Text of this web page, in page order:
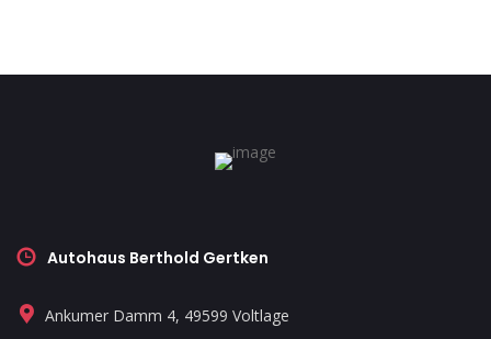
Autohaus Berthold Gertken
Ankumer Damm 4, 49599 Voltlage